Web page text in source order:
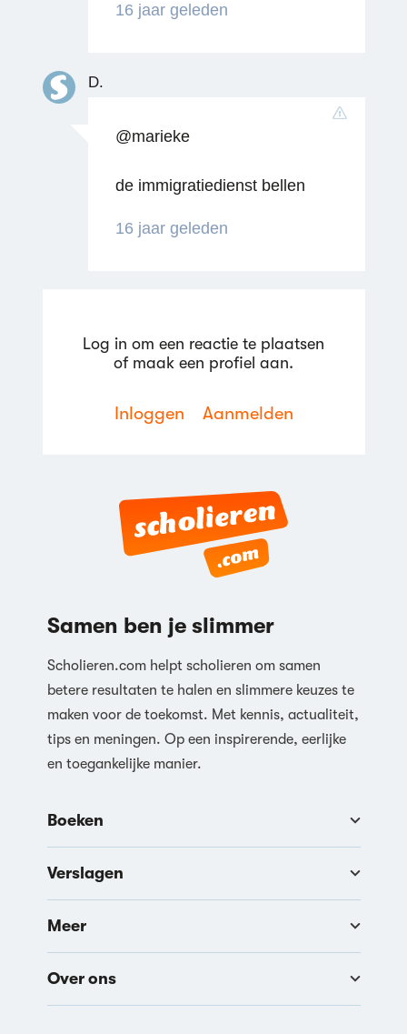
16 jaar geleden
Reageren
D.
@marieke
de immigratiedienst bellen
16 jaar geleden
Reageren
Log in om een reactie te plaatsen
of maak een profiel aan.
Inloggen Aanmelden
Samen ben je slimmer
Scholieren.com helpt scholieren om samen
betere resultaten te halen en slimmere keuzes te
maken voor de toekomst. Met kennis, actualiteit,
tips en meningen. Op een inspirerende, eerlijke
en toegankelijke manier.
Boeken
Verslagen
Meer
Over ons